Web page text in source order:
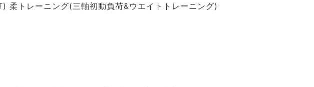
柔トレーニング(三軸初動負荷&ウエイトトレーニング)